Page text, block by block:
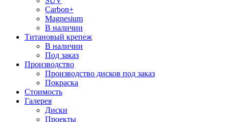
Carbon+
Magnesium
В наличии
Титановый крепеж
В наличии
Под заказ
Производство
Производство дисков под заказ
Покраска
Стоимость
Галерея
Диски
Проекты